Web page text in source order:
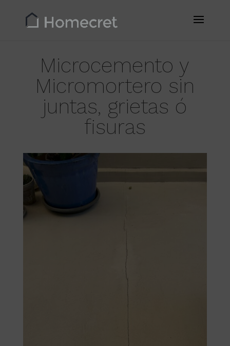
Microcemento y
Micromortero sin
juntas, grietas ó
fisuras